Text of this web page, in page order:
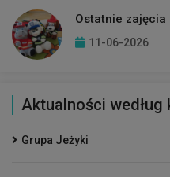
Ostatnie zajęcia
11-06-2026
Aktualności według
Grupa Jeżyki